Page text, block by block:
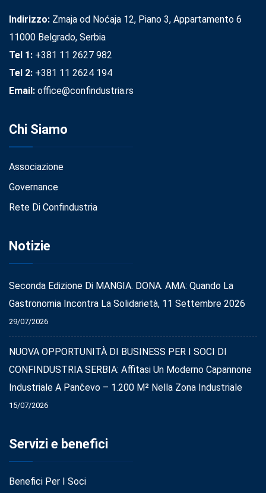
Indirizzo: Zmaja od Noćaja 12, Piano 3, Appartamento 6
11000 Belgrado, Serbia
Tel 1: +381 11 2627 982
Tel 2: +381 11 2624 194
Email: office@confindustria.rs
Chi Siamo
Associazione
Governance
Rete Di Confindustria
Notizie
Seconda Edizione Di MANGIA. DONA. AMA: Quando La
Gastronomia Incontra La Solidarietà, 11 Settembre 2026
29/07/2026
NUOVA OPPORTUNITÀ DI BUSINESS PER I SOCI DI
CONFINDUSTRIA SERBIA: Affitasi Un Moderno Capannone
Industriale A Pančevo – 1.200 M² Nella Zona Industriale
15/07/2026
Servizi e benefici
Benefici Per I Soci